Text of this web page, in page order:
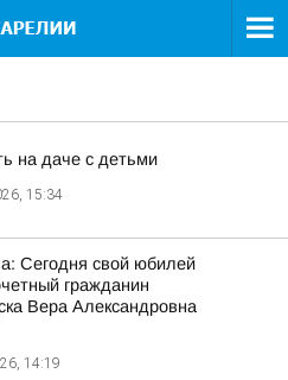
на даче с детьми
15:34
Сегодня свой юбилей
гражданин
Вера Александровна
14:19